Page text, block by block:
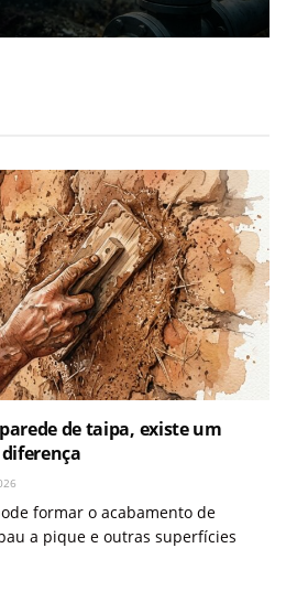
de taipa, existe um
formar o acabamento de
a pique e outras superfícies